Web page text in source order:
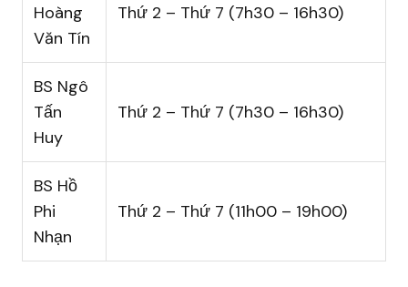
Hoàng
Văn Tín
Thứ 2 – Thứ 7 (7h30 – 16h30)
BS Ngô
Tấn
Huy
Thứ 2 – Thứ 7 (7h30 – 16h30)
BS Hồ
Phi
Nhạn
Thứ 2 – Thứ 7 (11h00 – 19h00)